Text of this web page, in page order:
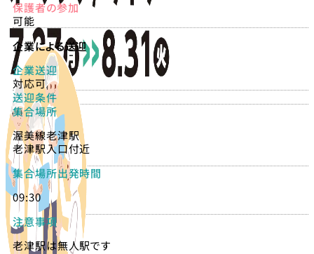
保護者の参加
可能
企業による送迎
企業送迎
対応可
送迎条件
集合場所
渥美線老津駅
老津駅入口付近
集合場所出発時間
09:30
注意事項
老津駅は無人駅です